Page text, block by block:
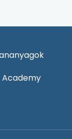
Academy